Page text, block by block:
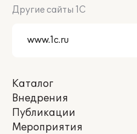
Другие сайты 1С
Каталог
Внедрения
Публикации
Мероприятия